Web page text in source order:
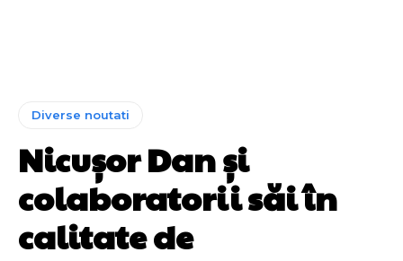
Diverse noutati
Nicușor Dan și
colaboratorii săi în
calitate de